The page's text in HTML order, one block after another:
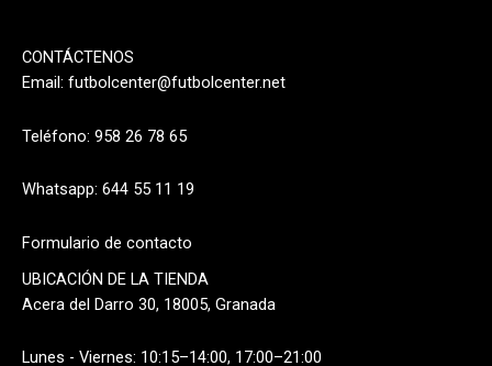
CONTÁCTENOS
Email: futbolcenter@futbolcenter.net
Teléfono: 958 26 78 65
Whatsapp: 644 55 11 19
Formulario de contacto
UBICACIÓN DE LA TIENDA
Acera del Darro 30, 18005, Granada
Lunes - Viernes: 10:15–14:00, 17:00–21:00